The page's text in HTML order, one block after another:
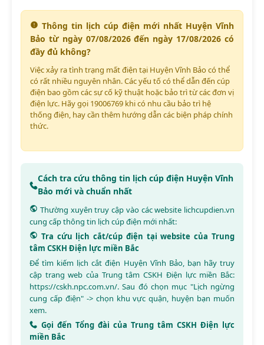
Thông tin lịch cúp điện mới nhất Huyện Vĩnh
Bảo từ ngày 07/08/2026 đến ngày 17/08/2026 có
đầy đủ không?
Việc xảy ra tình trạng mất điện tại Huyện Vĩnh Bảo có thể
có rất nhiều nguyên nhân. Các yếu tố có thể dẫn đến cúp
điện bao gồm các sự cố kỹ thuật hoặc bảo trì từ các đơn vị
điện lực. Hãy gọi 19006769 khi có nhu cầu bảo trì hệ
thống điện, hay cần thêm hướng dẫn các biện pháp chính
thức.
Cách tra cứu thông tin lịch cúp điện Huyện Vĩnh
Bảo mới và chuẩn nhất
Thường xuyên truy cập vào các website lichcupdien.vn
cung cấp thông tin lịch cúp điện mới nhất:
Tra cứu lịch cắt/cúp điện tại website của Trung
tâm CSKH Điện lực miền Bắc
Để tìm kiếm lịch cắt điện Huyện Vĩnh Bảo, bạn hãy truy
cập trang web của Trung tâm CSKH Điện lực miền Bắc:
https://cskh.npc.com.vn/. Sau đó chọn mục "Lịch ngừng
cung cấp điện" -> chọn khu vực quận, huyện bạn muốn
xem.
Gọi đến Tổng đài của Trung tâm CSKH Điện lực
miền Bắc